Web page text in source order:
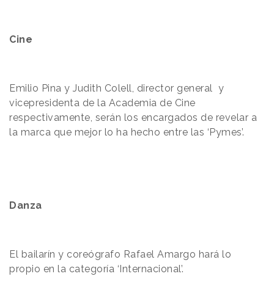
Cine
Emilio Pina y Judith Colell, director general y
vicepresidenta de la Academia de Cine
respectivamente, serán los encargados de revelar a
la marca que mejor lo ha hecho entre las ‘Pymes’.
Danza
El bailarín y coreógrafo Rafael Amargo hará lo
propio en la categoría ‘Internacional’.